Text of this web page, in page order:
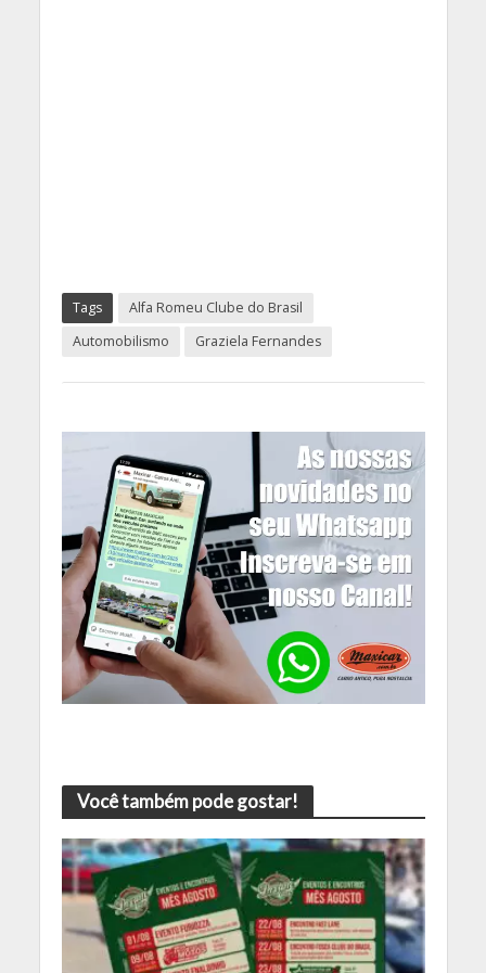
Tags
Alfa Romeu Clube do Brasil
Automobilismo
Graziela Fernandes
Você também pode gostar!